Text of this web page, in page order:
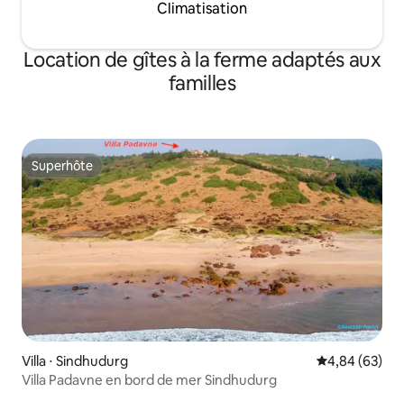
Climatisation
Location de gîtes à la ferme adaptés aux
familles
Superhôte
Superhôte
Villa ⋅ Sindhudurg Évaluation
4,84 (63)
Villa Padavne en bord de mer Sindhudurg